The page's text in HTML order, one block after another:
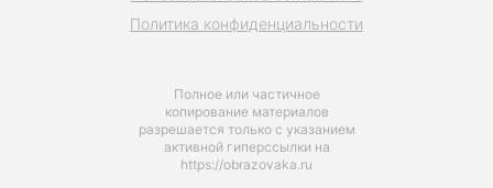
Полное или частичное
копирование материалов
разрешается только с указанием
активной гиперссылки на
https://obrazovaka.ru
Политика конфиденциальности